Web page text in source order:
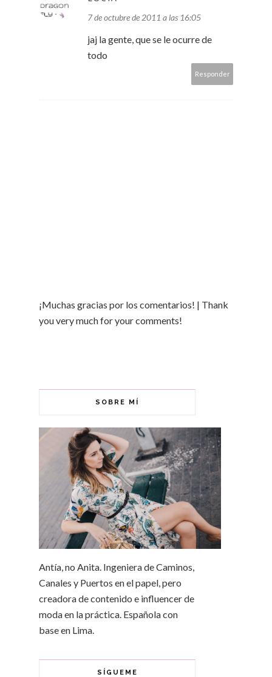
7 de octubre de 2011 a las 16:05
jaj la gente, que se le ocurre de
todo
Responder
¡Muchas gracias por los comentarios! | Thank
you very much for your comments!
SOBRE MÍ
Antía, no Anita. Ingeniera de Caminos,
Canales y Puertos en el papel, pero
creadora de contenido e influencer de
moda en la práctica. Española con
base en Lima.
SÍGUEME